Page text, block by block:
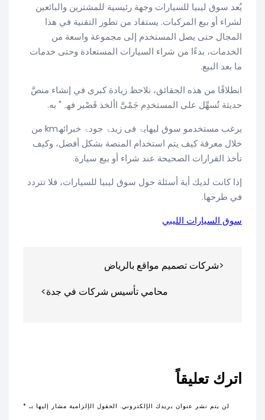
يُعد سوق ليبيا للسيارات وجهة رئيسية للمشترين والبائعين
لشراء أو بيع المركبات. يستفاد من تطور التقنية في هذا
المجال حتى يصل المستخدم إلى مجموعة واسعة من
الخدمات، بدءًا من شراء السيارات المستعادة وحتى خدمات
ما بعد البیع.
انطلاقًا من هذه الحقائق، نلاحظ زیادة كبرى في إنشاء منصَّ
حديثة تُسهِّل على المستخدِم جَمْیَّ األخذ قَصْیر فھہ" به.
يرغب مستخدمو سوق لیھایۃ فی زیدۃ جودۃ خبرائھkm من
خلال معرفة كیف یتم استخدام المنصة بشكل أفضل، وكيف
تأخذ القرارات الصحیحة عند شراء أو بيع سيارة.
إذا كانت لديك أية أسئلة حول سوق ليبيا للسيارات، فلا تتردد
في طرحها.
سوق السيارات الليبي
المقالاتشركات تصميم مواقع بالرياض
محامي تأسيس شركات في جدة
اترك تعليقاً
لن يتم نشر عنوان بريدك الإلكتروني. الحقول الإلزامية مشار إليها بـ *